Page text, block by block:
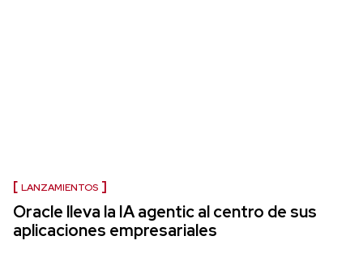
LANZAMIENTOS
Oracle lleva la IA agentic al centro de sus
aplicaciones empresariales